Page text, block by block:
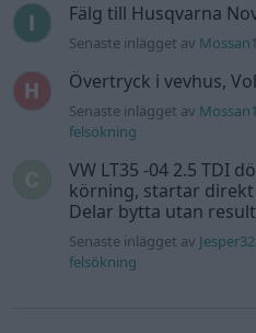
Fälg till Husqvarna
Senaste inlägget av
Övertryck i vevhus,
Senaste inlägget av
felsökning
VW LT35 -04 2.5 TDI
körning, startar
Delar bytta utan
Senaste inlägget av
felsökning